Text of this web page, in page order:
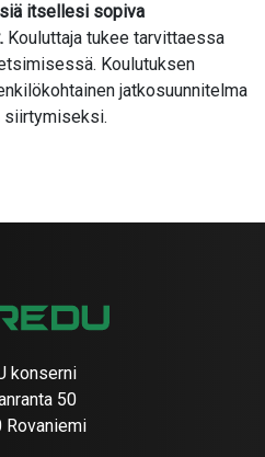
itsellesi sopiva
Kouluttaja tukee tarvittaessa
Koulutuksen
jatkosuunnitelma
siirtymiseksi.
konserni
50
Rovaniemi